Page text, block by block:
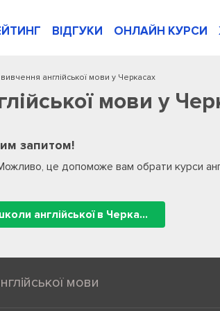
ВІДГУКИ ОНЛАЙН КУРСИ
англійської мови у Черкасах
мови у
запитом!
це допоможе вам обрати курси
Усі школи англійської в Черкасах
мови